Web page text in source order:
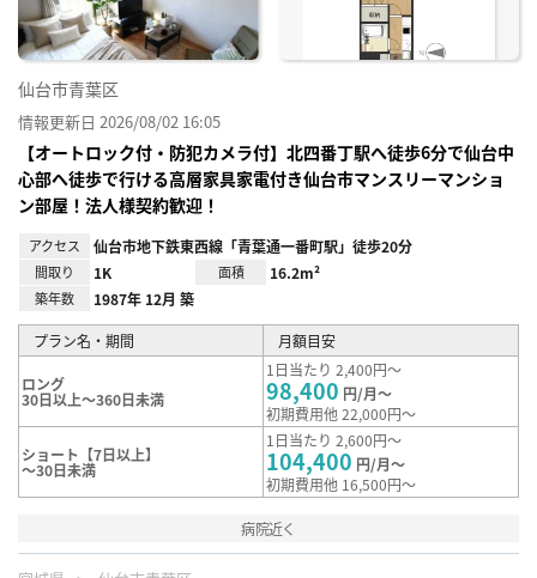
仙台市青葉区
情報更新日 2026/08/02 16:05
【オートロック付・防犯カメラ付】北四番丁駅へ徒歩6分で仙台中
心部へ徒歩で行ける高層家具家電付き仙台市マンスリーマンショ
ン部屋！法人様契約歓迎！
アクセス 仙台市地下鉄東西線「青葉通一番町駅」徒歩20分
間取り 1K 面積 16.2m²
築年数 1987年 12月 築
プラン名・期間 月額目安
ロング
30日以上～360日未満
1日当たり 2,400円～
98,400 円/月～
初期費用他 22,000円～
ショート【7日以上】
～30日未満
1日当たり 2,600円～
104,400 円/月～
初期費用他 16,500円～
病院近く